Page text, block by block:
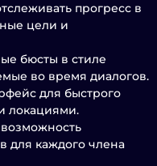
прогресс в
цели и
бюсты в стиле
во время диалогов.
для быстрого
локациями.
для каждого члена